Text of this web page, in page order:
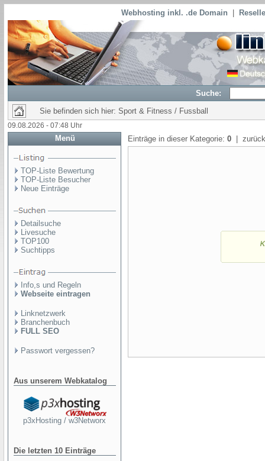
Webhosting inkl. .de Domain
Suche:
Sie befinden sich hier: Sport & Fitness / Fussball
09.08.2026 - 07:48 Uhr
Menü
TOP-Liste Bewertung
TOP-Liste Besucher
Neue Einträge
Detailsuche
Livesuche
TOP100
Suchtipps
Info,s und Regeln
Webseite eintragen
Linknetzwerk
Branchenbuch
FULL SEO
Passwort vergessen?
Aus unserem Webkatalog
p3xHosting / w3Networx
Die letzten 10 Einträge
Einträge in dieser Kategorie: 0 |